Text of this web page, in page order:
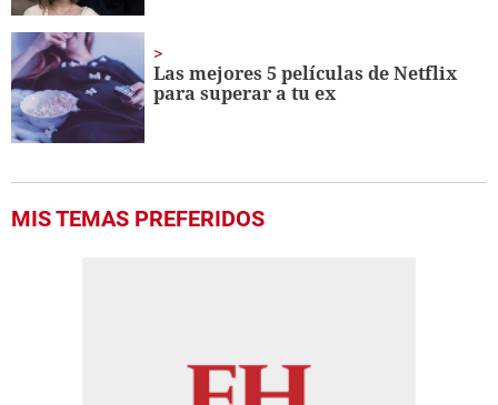
Las mejores 5 películas de Netflix
para superar a tu ex
MIS TEMAS PREFERIDOS